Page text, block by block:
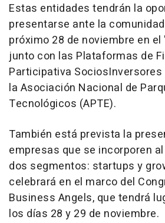
Estas entidades tendrán la
presentarse ante la
próximo 28 de noviembre en
junto con las Plataformas de
Participativa
la Asociación Nacional de
Tecnológicos (APTE).
También está prevista la
empresas que se incorporen
dos segmentos: startups y
celebrará en el marco del
Business Angels, que tendrá
los días 28 y 29 de noviembre.